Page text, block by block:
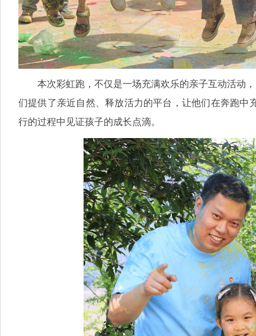
本次彩虹跑，不仅是一场充满欢乐的亲子互动活动
们提供了亲近自然、释放活力的平台，让他们在奔跑
行的过程中见证孩子的成长点滴。